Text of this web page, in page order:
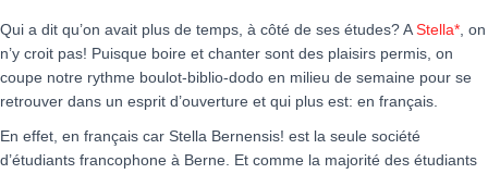
Qui a dit qu’on avait plus de temps, à côté de ses études? AStella* , on
n’y croit pas! Puisque boire et chanter sont des plaisirs permis, on
coupe notre rythme boulot-biblio-dodo en milieu de semaine pour se
retrouver dans un esprit d’ouverture et qui plus est: en français.
En effet, en français car Stella Bernensis! est la seule société
d’étudiants francophone à Berne. Et comme la majorité des étudiants